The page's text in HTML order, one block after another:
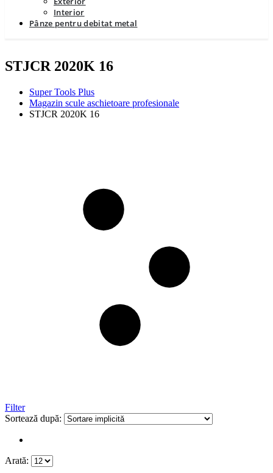
Interior
Pânze pentru debitat metal
STJCR 2020K 16
Super Tools Plus
Magazin scule aschietoare profesionale
STJCR 2020K 16
Filter
Sortează după:
Arată: